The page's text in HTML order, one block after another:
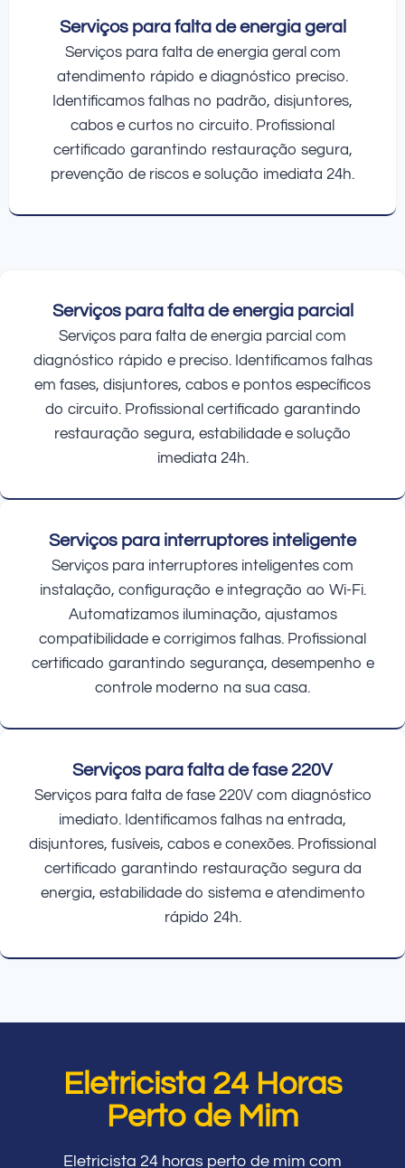
Serviços para falta de energia geral
Serviços para falta de energia geral com
atendimento rápido e diagnóstico preciso.
Identificamos falhas no padrão, disjuntores,
cabos e curtos no circuito. Profissional
certificado garantindo restauração segura,
prevenção de riscos e solução imediata 24h.
Serviços para falta de energia parcial
Serviços para falta de energia parcial com
diagnóstico rápido e preciso. Identificamos falhas
em fases, disjuntores, cabos e pontos específicos
do circuito. Profissional certificado garantindo
restauração segura, estabilidade e solução
imediata 24h.
Serviços para interruptores inteligente
Serviços para interruptores inteligentes com
instalação, configuração e integração ao Wi-Fi.
Automatizamos iluminação, ajustamos
compatibilidade e corrigimos falhas. Profissional
certificado garantindo segurança, desempenho e
controle moderno na sua casa.
Serviços para falta de fase 220V
Serviços para falta de fase 220V com diagnóstico
imediato. Identificamos falhas na entrada,
disjuntores, fusíveis, cabos e conexões. Profissional
certificado garantindo restauração segura da
energia, estabilidade do sistema e atendimento
rápido 24h.
Eletricista 24 Horas
Perto de Mim
Eletricista 24 horas perto de mim com